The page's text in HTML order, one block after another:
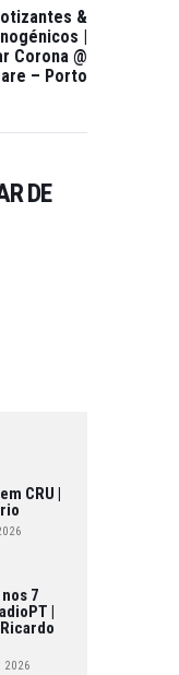
&
|
Corona @
– Porto
DE
CRU |
7
|
2026